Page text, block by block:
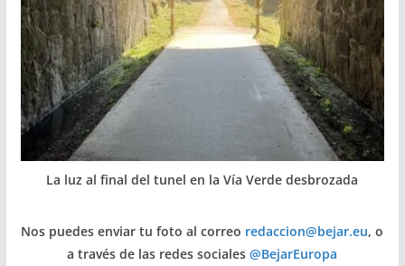
La luz al final del tunel en la Vía Verde desbrozada
Nos puedes enviar tu foto al correo redaccion@bejar.eu, o
a través de las redes sociales@BejarEuropa